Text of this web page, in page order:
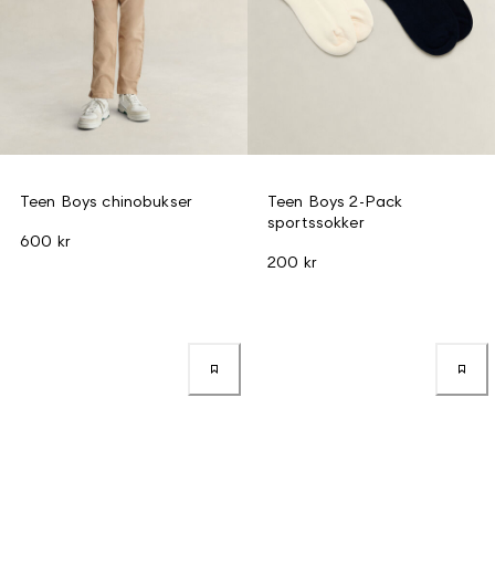
Teen Boys chinobukser
600 kr
Teen Boys 2-Pack
sportssokker
200 kr